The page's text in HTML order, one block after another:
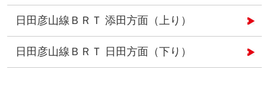
日田彦山線ＢＲＴ 添田方面（上り）
日田彦山線ＢＲＴ 日田方面（下り）